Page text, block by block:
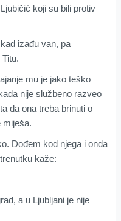
koji su bili protiv
izađu van, pa
mu je jako teško
nije službeno razveo
da ona treba brinuti o
miješa.
Dođem kod njega i onda
kaže:
a u Ljubljani je nije